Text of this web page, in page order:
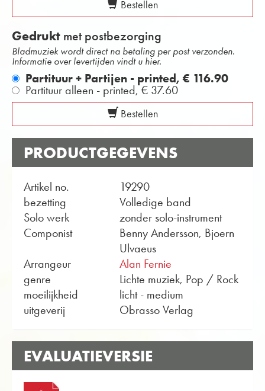
Bestellen
Gedrukt met postbezorging
Bladmuziek wordt direct na betaling per post verzonden.
Informatie over levertijden vindt u hier.
Partituur + Partijen - printed,€ 116.90
Partituur alleen - printed,€ 37.60
Bestellen
PRODUCTGEGEVENS
Artikel no.
19290
bezetting
Volledige band
Solo werk
zonder solo-instrument
Componist
Benny Andersson, Bjoern
Ulvaeus
Arrangeur
Alan Fernie
genre
Lichte muziek, Pop / Rock
moeilijkheid
licht - medium
uitgeverij
Obrasso Verlag
EVALUATIEVERSIE